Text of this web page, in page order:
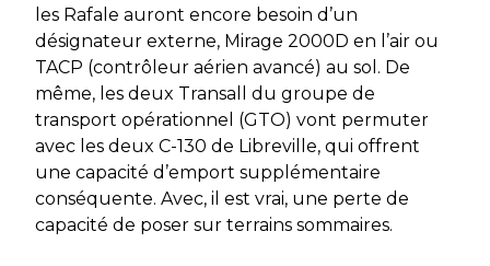
les Rafale auront encore besoin d’un
désignateur externe, Mirage 2000D en l’air ou
TACP (contrôleur aérien avancé) au sol. De
même, les deux Transall du groupe de
transport opérationnel (GTO) vont permuter
avec les deux C-130 de Libreville, qui offrent
une capacité d’emport supplémentaire
conséquente. Avec, il est vrai, une perte de
capacité de poser sur terrains sommaires.